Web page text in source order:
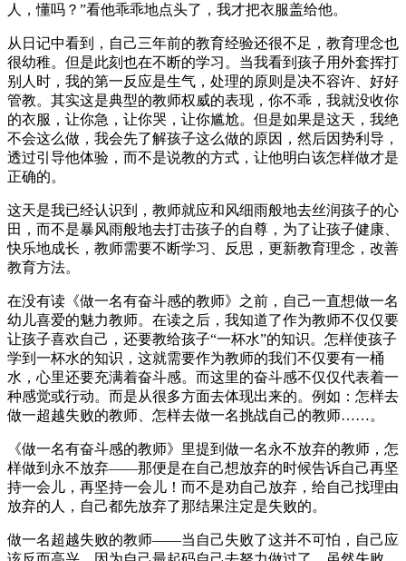
人，懂吗？”看他乖乖地点头了，我才把衣服盖给他。
从日记中看到，自己三年前的教育经验还很不足，教育理念也
很幼稚。但是此刻也在不断的学习。当我看到孩子用外套挥打
别人时，我的第一反应是生气，处理的原则是决不容许、好好
管教。其实这是典型的教师权威的表现，你不乖，我就没收你
的衣服，让你急，让你哭，让你尴尬。但是如果是这天，我绝
不会这么做，我会先了解孩子这么做的原因，然后因势利导，
透过引导他体验，而不是说教的方式，让他明白该怎样做才是
正确的。
这天是我已经认识到，教师就应和风细雨般地去丝润孩子的心
田，而不是暴风雨般地去打击孩子的自尊，为了让孩子健康、
快乐地成长，教师需要不断学习、反思，更新教育理念，改善
教育方法。
在没有读《做一名有奋斗感的教师》之前，自己一直想做一名
幼儿喜爱的魅力教师。在读之后，我知道了作为教师不仅仅要
让孩子喜欢自己，还要教给孩子“一杯水”的知识。怎样使孩子
学到一杯水的知识，这就需要作为教师的我们不仅要有一桶
水，心里还要充满着奋斗感。而这里的奋斗感不仅仅代表着一
种感觉或行动。而是从很多方面去体现出来的。例如：怎样去
做一超越失败的教师、怎样去做一名挑战自己的教师……。
《做一名有奋斗感的教师》里提到做一名永不放弃的教师，怎
样做到永不放弃——那便是在自己想放弃的时候告诉自己再坚
持一会儿，再坚持一会儿！而不是劝自己放弃，给自己找理由
放弃的人，自己都先放弃了那结果注定是失败的。
做一名超越失败的教师——当自己失败了这并不可怕，自己应